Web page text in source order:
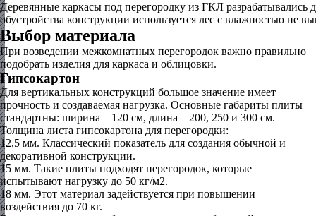
Деревянные каркасы под перегородку из ГКЛ разрабатывались
обустройства конструкции используется лес с влажностью не
Выбор материала
При возведении межкомнатных перегородок важно правильно
подобрать изделия для каркаса и облицовки.
Гипсокартон
Для вертикальных конструкций большое значение имеет
прочность и создаваемая нагрузка. Основные габариты плиты
стандартны: ширина – 120 см, длина – 200, 250 и 300 см.
Толщина листа гипсокартона для перегородки:
12,5 мм. Классический показатель для создания обычной и
декоративной конструкции.
15 мм. Такие плиты подходят перегородок, которые
испытывают нагрузку до 50 кг/м2.
18 мм. Этот материал задействуется при повышении
воздействия до 70 кг.